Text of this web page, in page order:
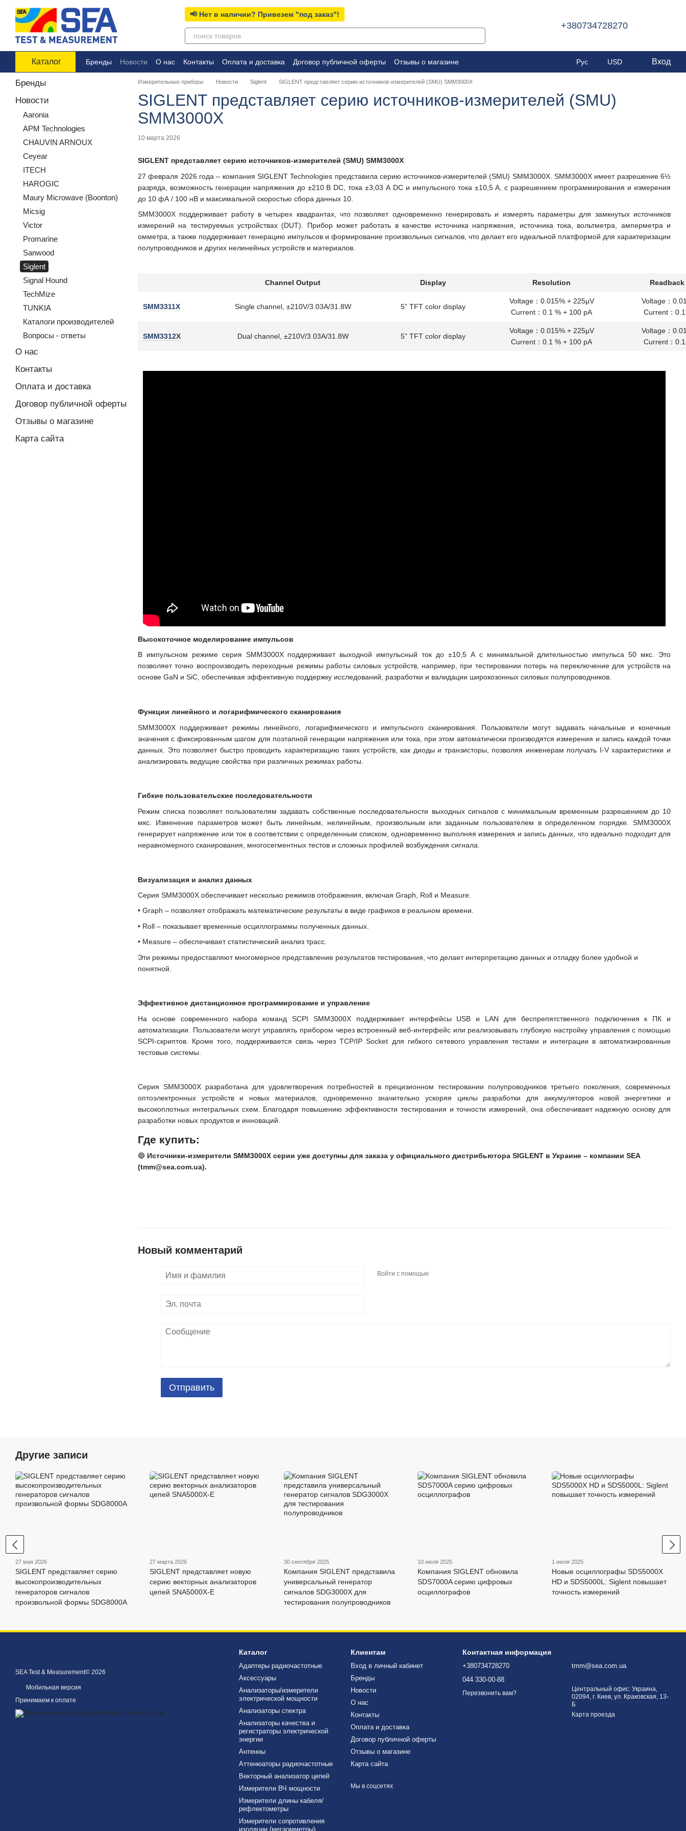
Перейти к основному контенту
📢 Нет в наличии? Привезем "под заказ"!
+380734728270
Каталог Бренды Новости О нас Контакты Оплата и доставка Договор публичной оферты Отзывы о магазине Рус USD Вход
Измерительные приборы Новости Siglent SIGLENT представляет серию источников-измерителей (SMU) SMM3000X
SIGLENT представляет серию источников-измерителей (SMU)
SMM3000X
10 марта 2026
SIGLENT представляет серию источников-измерителей (SMU) SMM3000X
27 февраля 2026 года – компания SIGLENT Technologies представила серию источников-измерителей (SMU) SMM3000X. SMM3000X имеет разрешение 6½
разряда, возможность генерации напряжения до ±210 В DC, тока ±3,03 А DC и импульсного тока ±10,5 А, с разрешением программирования и измерения
до 10 фА / 100 нВ и максимальной скоростью сбора данных 10.
SMM3000X поддерживает работу в четырех квадрантах, что позволяет одновременно генерировать и измерять параметры для замкнутых источников
измерений на тестируемых устройствах (DUT). Прибор может работать в качестве источника напряжения, источника тока, вольтметра, амперметра и
омметра, а также поддерживает генерацию импульсов и формирование произвольных сигналов, что делает его идеальной платформой для характеризации
полупроводников и других нелинейных устройств и материалов.
Channel Output Display Resolution
SMM3311X Single channel, ±210V/3.03A/31.8W 5” TFT color display
Voltage：0.015% + 225μV
Current：0.1 % + 100 pA
Voltage：
Current：
SMM3312X Dual channel, ±210V/3.03A/31.8W 5” TFT color display
Voltage：0.015% + 225μV
Current：0.1 % + 100 pA
Voltage：
Current：
Высокоточное моделирование импульсов
В импульсном режиме серия SMM3000X поддерживает выходной импульсный ток до ±10,5 А с минимальной длительностью импульса 50 мкс. Это
позволяет точно воспроизводить переходные режимы работы силовых устройств, например, при тестировании потерь на переключение для устройств на
основе GaN и SiC, обеспечивая эффективную поддержку исследований, разработки и валидации широкозонных силовых полупроводников.
Функции линейного и логарифмического сканирования
SMM3000X поддерживает режимы линейного, логарифмического и импульсного сканирования. Пользователи могут задавать начальные и конечные
значения с фиксированным шагом для поэтапной генерации напряжения или тока, при этом автоматически производятся измерения и запись каждой точки
данных. Это позволяет быстро проводить характеризацию таких устройств, как диоды и транзисторы, позволяя инженерам получать I-V характеристики и
анализировать ведущие свойства при различных режимах работы.
Гибкие пользовательские последовательности
Режим списка позволяет пользователям задавать собственные последовательности выходных сигналов с минимальным временным разрешением до 10
мкс. Изменение параметров может быть линейным, нелинейным, произвольным или заданным пользователем в определенном порядке. SMM3000X
генерирует напряжение или ток в соответствии с определенным списком, одновременно выполняя измерения и запись данных, что идеально подходит для
неравномерного сканирования, многосегментных тестов и сложных профилей возбуждения сигнала.
Визуализация и анализ данных
Серия SMM3000X обеспечивает несколько режимов отображения, включая Graph, Roll и Measure.
• Graph – позволяет отображать математические результаты в виде графиков в реальном времени.
• Roll – показывает временные осциллограммы полученных данных.
• Measure – обеспечивает статистический анализ трасс.
Эти режимы предоставляют многомерное представление результатов тестирования, что делает интерпретацию данных и отладку более удобной и
понятной.
Эффективное дистанционное программирование и управление
На основе современного набора команд SCPI SMM3000X поддерживает интерфейсы USB и LAN для беспрепятственного подключения к ПК и
автоматизации. Пользователи могут управлять прибором через встроенный веб-интерфейс или реализовывать глубокую настройку управления с помощью
SCPI-скриптов. Кроме того, поддерживается связь через TCP/IP Socket для гибкого сетевого управления тестами и интеграции в автоматизированные
тестовые системы.
Серия SMM3000X разработана для удовлетворения потребностей в прецизионном тестировании полупроводников третьего поколения, современных
оптоэлектронных устройств и новых материалов, одновременно значительно ускоряя циклы разработки для аккумуляторов новой энергетики и
высокоплотных интегральных схем. Благодаря повышению эффективности тестирования и точности измерений, она обеспечивает надежную основу для
разработки новых продуктов и инноваций.
Где купить:
🔵 Источники-измерители SMM3000X серии уже доступны для заказа у официального дистрибьютора SIGLENT в Украине – компании SEA
(tmm@sea.com.ua).
Новый комментарий
Войти с помощью
Отправить
Бренды
Новости
Aaronia
APM Technologies
CHAUVIN ARNOUX
Ceyear
ITECH
HAROGIC
Maury Microwave (Boonton)
Micsig
Victor
Promarine
Sanwood
Siglent
Signal Hound
TechMize
TUNKIA
Каталоги производителей
Вопросы - ответы
О нас
Контакты
Оплата и доставка
Договор публичной оферты
Отзывы о магазине
Карта сайта
Другие записи
27 мая 2026
SIGLENT представляет серию
высокопроизводительных
генераторов сигналов
произвольной формы SDG8000A
27 марта 2026
SIGLENT представляет новую
серию векторных анализаторов
цепей SNA5000X-E
30 сентября 2025
Компания SIGLENT представила
универсальный генератор
сигналов SDG3000X для
тестирования полупроводников
10 июля 2025
Компания SIGLENT обновила
SDS7000A серию цифровых
осциллографов
1 июля 2025
Новые осциллографы SDS5000X
HD и SDS5000L: Siglent повышает
точность измерений
SEA Test & Measurement© 2026
Мобильная версия
Принимаем к оплате
Каталог
Адаптеры радиочастотные
Аксессуары
Анализаторы/измерители
электрической мощности
Анализаторы спектра
Анализаторы качества и
регистраторы электрической
энергии
Антенны
Аттенюаторы радиочастотные
Векторный анализатор цепей
Измерители ВЧ мощности
Измерители длины кабеля/
рефлектометры
Измерители сопротивления
изоляции (мегаомметры)
Клиентам
Вход в личный кабинет
Бренды
Новости
О нас
Контакты
Оплата и доставка
Договор публичной оферты
Отзывы о магазине
Карта сайта
Мы в соцсетях
Контактная информация
+380734728270
044 330-00-88
Перезвонить вам?
tmm@sea.com.ua
Центральный офис: Украина,
02094, г. Киев, ул. Краковская, 13-
Б
Карта проезда